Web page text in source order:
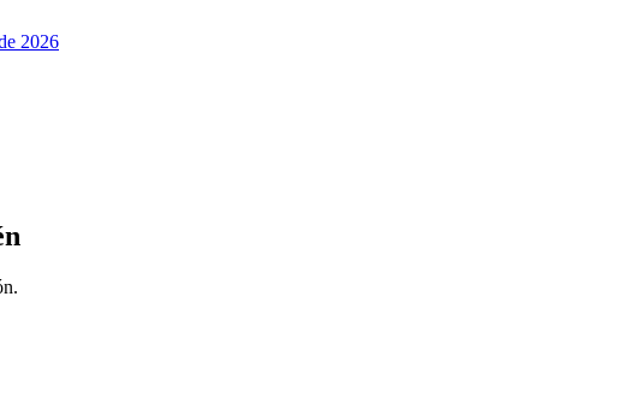
2026